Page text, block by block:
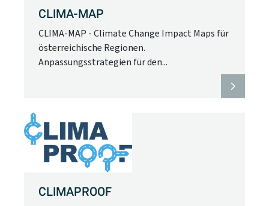
CLIMA-MAP
CLIMA-MAP - Climate Change Impact Maps für
österreichische Regionen.
Anpassungsstrategien für den...
CLIMAPROOF